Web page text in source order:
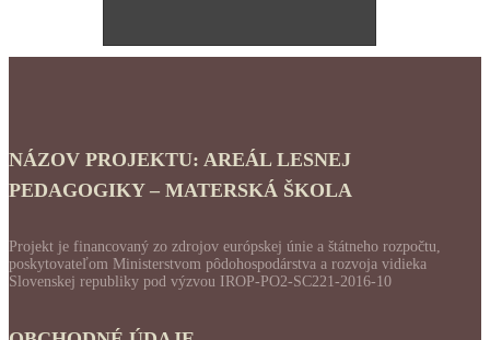
NÁZOV PROJEKTU: AREÁL LESNEJ
PEDAGOGIKY – MATERSKÁ ŠKOLA
Projekt je financovaný zo zdrojov európskej únie a štátneho rozpočtu,
poskytovateľom Ministerstvom pôdohospodárstva a rozvoja vidieka
Slovenskej republiky pod výzvou IROP-PO2-SC221-2016-10